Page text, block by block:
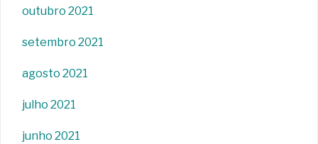
outubro 2021
setembro 2021
agosto 2021
julho 2021
junho 2021